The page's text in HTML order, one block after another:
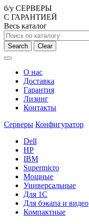
б/у СЕРВЕРЫ
С ГАРАНТИЕЙ
Весь каталог
Search Clear
О нас
Доставка
Гарантия
Лизинг
Контакты
Серверы Конфигуратор
Dell
HP
IBM
Supermicro
Мощные
Универсальные
Для 1С
Для бэкапа и видео
Компактные